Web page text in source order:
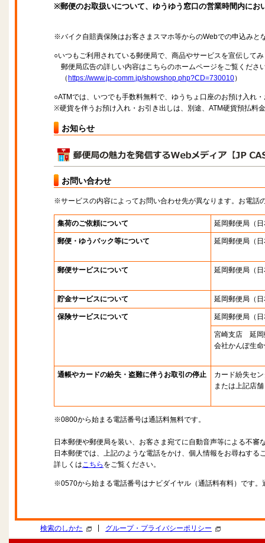
※郵便のお取扱いについて、ゆうゆう窓口の営業時間内に
※バイク自賠責保険はお客さまスマホ等からのWebでの申込みと
○いつもご利用されている郵便局で、商品やサービスを宣伝して
郵便局広告の詳しい内容はこちらのホームページをご覧くださ
（ https://www.jp-comm.jp/showshop.php?CD=730010）
○ATMでは、いつでも手数料無料で、ゆうちょ口座のお預け入れ
※硬貨を伴うお預け入れ・お引き出しは、別途、ATM硬貨預払料
お知らせ
お問い合わせ
※サービスの内容によってお問い合わせ先が異なります。お電話
集荷のご依頼について 延岡郵便局 （
郵便・ゆうパック等について 延岡郵便局 （
郵便サービスについて 延岡郵便局 （
貯金サービスについて 延岡郵便局 （
保険サービスについて 延岡郵便局 （
宮崎支店 延岡
会社かんぽ生
通帳やカードの紛失・盗難に伴うお取引の停止
カード紛失セ
または上記店舗
※0800から始まる電話番号は通話料無料です。
日本郵便や郵便局を装い、お客さま宛てに自動音声等による不審
日本郵便では、上記のような電話をかけ、個人情報をお尋ねする
詳しくはこちら をご覧ください。
※0570から始まる電話番号はナビダイヤル（通話料有料）です
検索のしかた グループ・プライバシーポリシー